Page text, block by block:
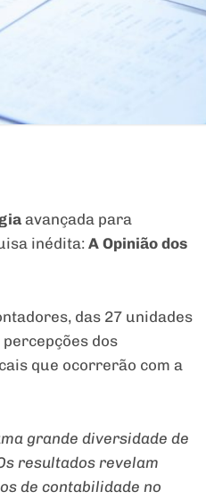
avançada para
inédita: A Opinião dos
das 27 unidades
dos
que ocorrerão com a
grande diversidade de
resultados revelam
de contabilidade no